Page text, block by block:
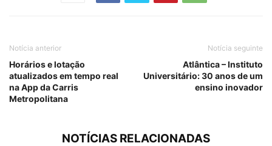
Notícia anterior
Horários e lotação
atualizados em tempo real
na App da Carris
Metropolitana
Notícia seguinte
Atlântica – Instituto
Universitário: 30 anos de um
ensino inovador
NOTÍCIAS RELACIONADAS